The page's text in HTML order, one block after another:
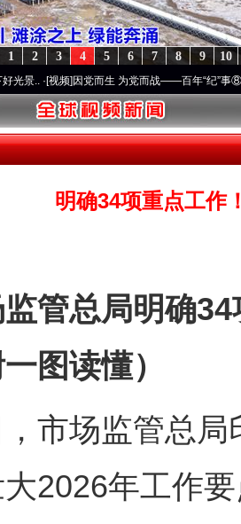
10
9
8
7
6
5
4
3
2
1
而生 为党而战——百年“纪”事⑧加强纪律..·[视频]
明确34项重点工作
总局明确34
图读懂）
场监管总局
2026年工作